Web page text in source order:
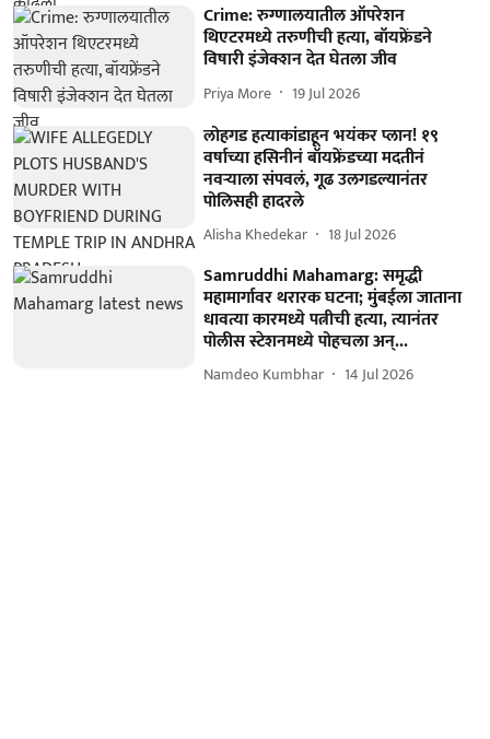
Crime: रुग्णालयातील ऑपरेशन
थिएटरमध्ये तरुणीची हत्या, बॉयफ्रेंडने
विषारी इंजेक्शन देत घेतला जीव
Priya More 19 Jul 2026
लोहगड हत्याकांडाहून भयंकर प्लान! १९
वर्षाच्या हसिनीनं बॉयफ्रेंडच्या मदतीनं
नवऱ्याला संपवलं, गूढ उलगडल्यानंतर
पोलिसही हादरले
Alisha Khedekar 18 Jul 2026
Samruddhi Mahamarg: समृद्धी
महामार्गावर थरारक घटना; मुंबईला जाताना
धावत्या कारमध्ये पत्नीची हत्या, त्यानंतर
पोलीस स्टेशनमध्ये पोहचला अन्...
Namdeo Kumbhar 14 Jul 2026